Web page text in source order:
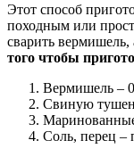
Этот способ
походным или
сварить вермишель,
того чтобы
Вермишель –
Свиную
Соль, перец –